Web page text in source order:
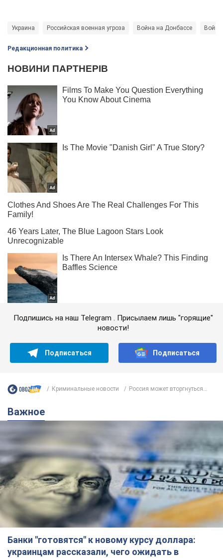
Украина Российская военная угроза Война на Донбассе Война
Редакционная политика
Подпишись на наш Telegram . Присылаем лишь "горящие"
новости!
Подписаться Подписаться
Криминальные новости Россия может вторгнуться...
Важное
Банки "готовятся" к новому курсу доллара:
украинцам рассказали, чего ожидать в